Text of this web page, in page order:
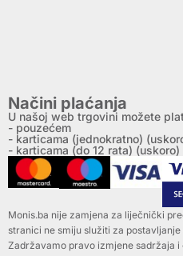
Načini plaćanja
U našoj web trgovini možete
- pouzećem
- karticama (jednokratno)
- karticama (do 12 rata) (uskoro)
Monis.ba nije zamjena za liječnički
stranici ne smiju služiti za postavljanje
Zadržavamo pravo izmjene sadržaja